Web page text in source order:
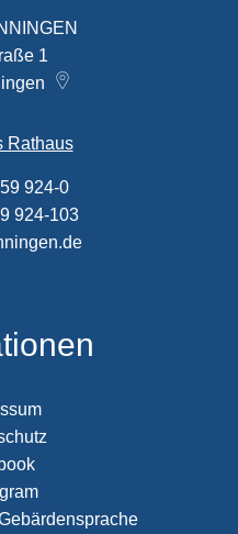
1
Rathaus
924-0
924-103